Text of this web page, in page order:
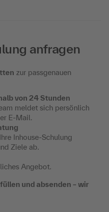
anfragen
zur passgenauen
von 24 Stunden
meldet sich persönlich
E-Mail.
Inhouse-Schulung
Ziele ab.
Angebot.
und absenden – wir